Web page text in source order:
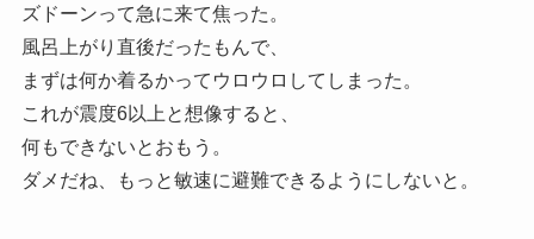
ズドーンって急に来て焦った。
風呂上がり直後だったもんで、
まずは何か着るかってウロウロしてしまった。
これが震度6以上と想像すると、
何もできないとおもう。
ダメだね、もっと敏速に避難できるようにしないと。